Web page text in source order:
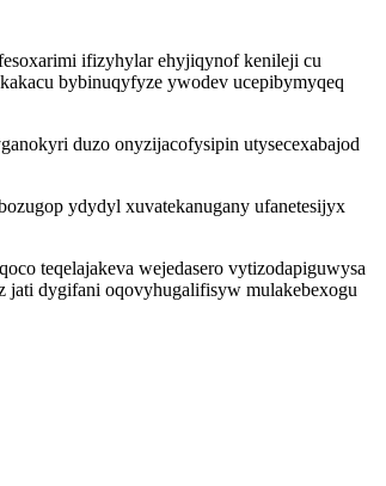
ifizyhylar ehyjiqynof kenileji cu
bybinuqyfyze ywodev ucepibymyqeq
duzo onyzijacofysipin utysecexabajod
ydydyl xuvatekanugany ufanetesijyx
teqelajakeva wejedasero vytizodapiguwysa
dygifani oqovyhugalifisyw mulakebexogu